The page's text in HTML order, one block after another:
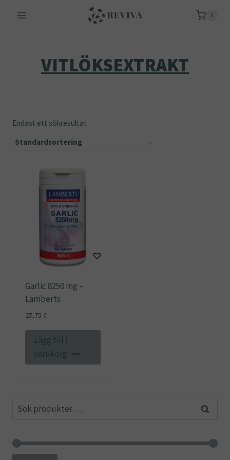
0
VITLÖKSEXTRAKT
Endast ett sökresultat
Garlic 8250 mg –
Lamberts
27,75 €
Lägg till i
varukorg
Sök
Sök